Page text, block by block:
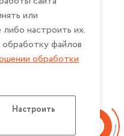
файлов cookie
или
настроить их.
файлов
обработки
Настроить